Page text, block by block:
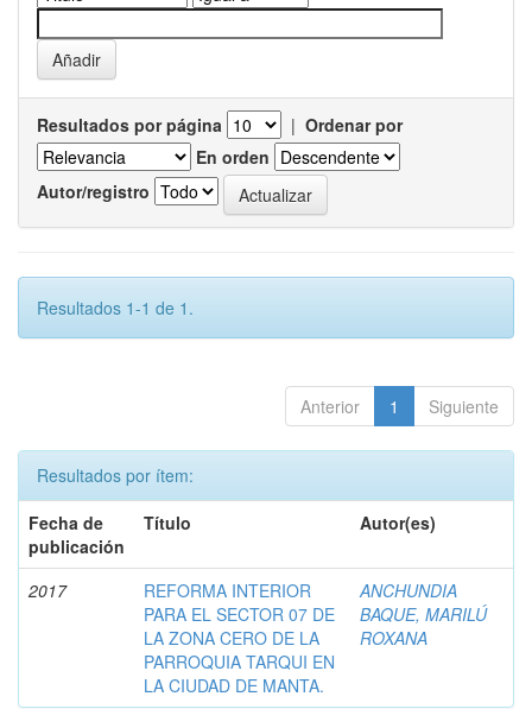
Resultados por página | Ordenar por
En orden
Autor/registro
Resultados 1-1 de 1.
Anterior 1 Siguiente
Resultados por ítem:
Fecha de
publicación
Título Autor(es)
2017
REFORMA INTERIOR
PARA EL SECTOR 07 DE
LA ZONA CERO DE LA
PARROQUIA TARQUI EN
LA CIUDAD DE MANTA.
ANCHUNDIA
BAQUE, MARILÚ
ROXANA